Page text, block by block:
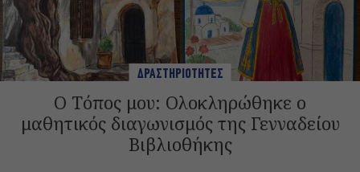
ΔΡΑΣΤΗΡΙΟΤΗΤΕΣ
Ο Τόπος μου: Ολοκληρώθηκε ο
μαθητικός διαγωνισμός της Γενναδείου
Βιβλιοθήκης